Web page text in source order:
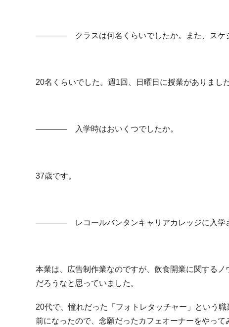
―――― クラスは何名くらいでしたか。また、スケ
20名くらいでした。週1回、日曜日に授業がありました
―――― 入学時はおいくつでしたか。
37歳です。
―――― レコールバンタンキャリアカレッジに入学さ
本業は、広告制作業なのですが、飲食開業に関する
だろうなと思っていました。
20代で、憧れだった「フォトレタッチャー」という
前になったので、念願だったカフェオーナーをやっ